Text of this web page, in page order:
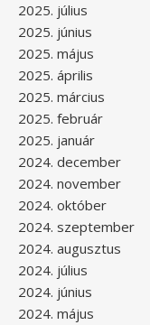
2025. július
2025. június
2025. május
2025. április
2025. március
2025. február
2025. január
2024. december
2024. november
2024. október
2024. szeptember
2024. augusztus
2024. július
2024. június
2024. május